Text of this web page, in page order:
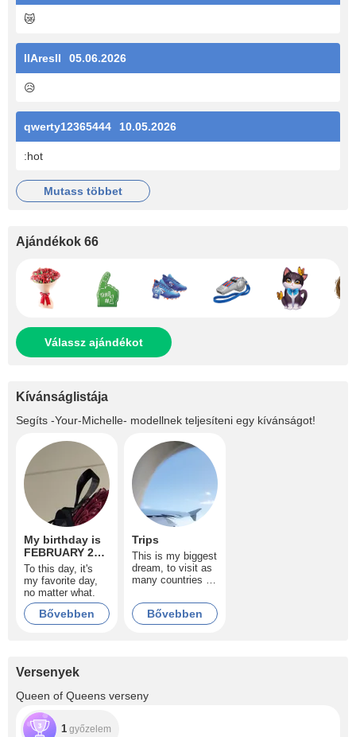
😿
IIAresII 05.06.2026
😥
qwerty12365444 10.05.2026
:hot
mutass többet
Ajándékok 66
Válassz ajándékot
Kívánságlistája
Segíts -Your-Michelle- modellnek teljesíteni egy kívánságot!
My birthday is
FEBRUARY 23
❤️
To this day, it's
my favorite day,
no matter what.
Bővebben
Trips
This is my biggest
dream, to visit as
many countries as
to know different
cultures.Bővebben
Versenyek
Queen of Queens verseny
1 győzelem